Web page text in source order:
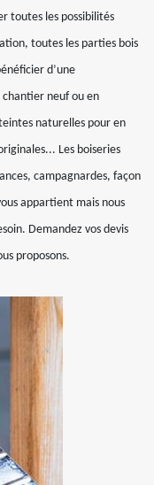
toutes les possibilités
toutes les parties bois
d’une
chantier neuf ou en
naturelles pour en
Les boiseries
campagnardes, façon
appartient mais nous
Demandez vos devis
proposons.